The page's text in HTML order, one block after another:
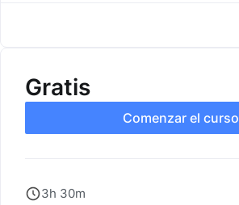
Gratis
Comenzar el curso
3h 30m